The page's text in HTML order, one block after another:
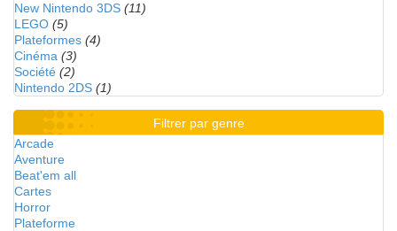
New Nintendo 3DS (11)
LEGO (5)
Plateformes (4)
Cinéma (3)
Société (2)
Nintendo 2DS (1)
Filtrer par genre
Arcade
Aventure
Beat'em all
Cartes
Horror
Plateforme